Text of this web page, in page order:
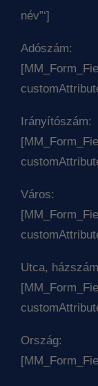
név”‘]
Adószám:
Irányítószám:
Város:
Utca,
Ország: